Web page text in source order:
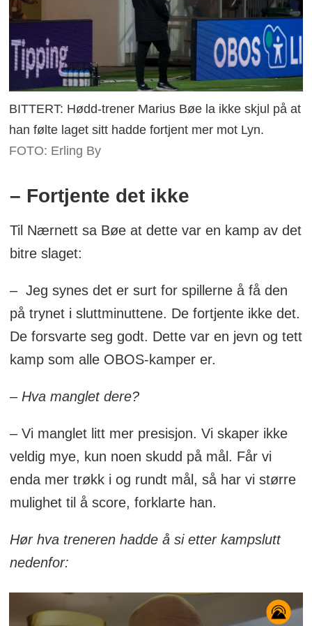
BITTERT: Hødd-trener Marius Bøe la ikke skjul på at
han følte laget sitt hadde fortjent mer mot Lyn.
FOTO: Erling By
– Fortjente det ikke
Til Nærnett sa Bøe at dette var en kamp av det
bitre slaget:
– Jeg synes det er surt for spillerne å få den
på trynet i sluttminuttene. De fortjente ikke det.
De forsvarte seg godt. Dette var en jevn og tett
kamp som alle OBOS-kamper er.
– Hva manglet dere?
– Vi manglet litt mer presisjon. Vi skaper ikke
veldig mye, kun noen skudd på mål. Får vi
enda mer trøkk i og rundt mål, så har vi større
mulighet til å score, forklarte han.
Hør hva treneren hadde å si etter kampslutt
nedenfor: